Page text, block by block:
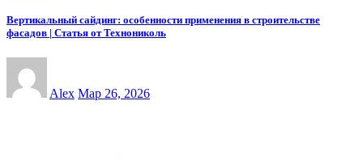
Вертикальный сайдинг: особенности применения в строительстве
фасадов | Статья от Технониколь
Alex Мар 26, 2026